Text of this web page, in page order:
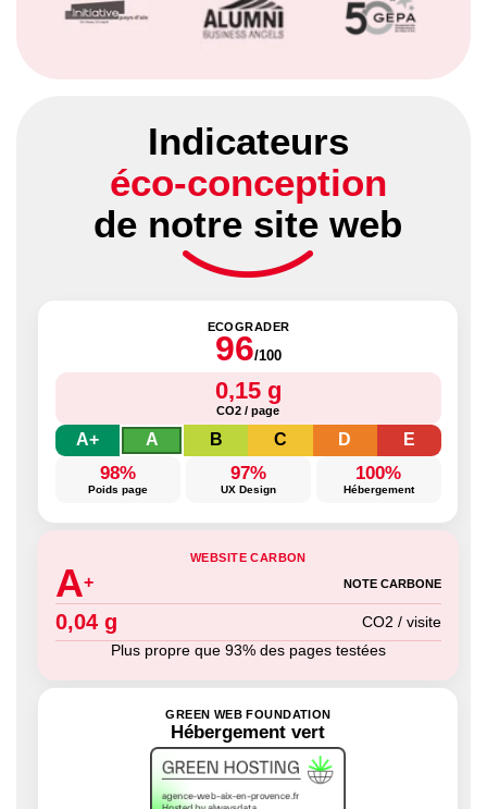
Indicateurs
éco-conception
de notre site web
ECOGRADER
96/100
0,15 g
CO2 / page
A+ A B C D E
98%
Poids page
97%
UX Design
100%
Hébergement
WEBSITE CARBON
A+ NOTE CARBONE
0,04 g
CO2 / visite
Plus propre que 93% des pages testées
GREEN WEB FOUNDATION
Hébergement vert